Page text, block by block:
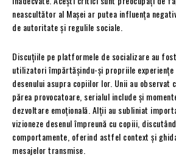
neascultător al Mașei ar putea influența
de autoritate și regulile sociale.
Discuțiile pe platformele de socializare au
utilizatori împărtășindu-și propriile
desenului asupra copiilor lor. Unii au observat
părea provocatoare, serialul include și
dezvoltare emoțională. Alții au subliniat
vizioneze desenul împreună cu copiii,
comportamente, oferind astfel context și
mesajelor transmise.